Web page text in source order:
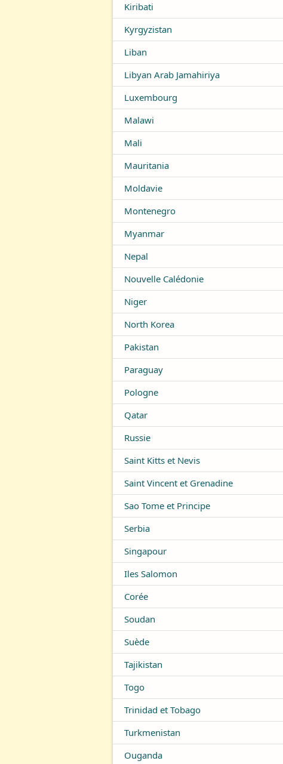
Kiribati
Kyrgyzistan
Liban
Libyan Arab Jamahiriya
Luxembourg
Malawi
Mali
Mauritania
Moldavie
Montenegro
Myanmar
Nepal
Nouvelle Calédonie
Niger
North Korea
Pakistan
Paraguay
Pologne
Qatar
Russie
Saint Kitts et Nevis
Saint Vincent et Grenadine
Sao Tome et Principe
Serbia
Singapour
Iles Salomon
Corée
Soudan
Suède
Tajikistan
Togo
Trinidad et Tobago
Turkmenistan
Ouganda